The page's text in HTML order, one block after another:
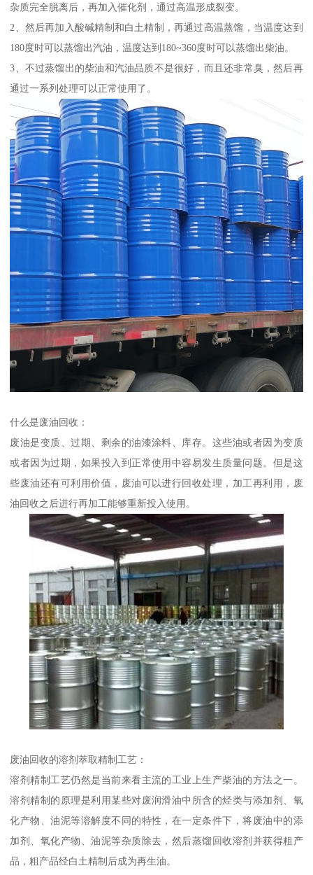
杂质完全脱离后，再加入催化剂，通过高温形成裂变。
2、然后再加入酸碱精制和白土精制，再通过高温蒸馏，当温度达到
180度时可以蒸馏出汽油，温度达到180~360度时可以蒸馏出柴油。
3、不过蒸馏出的柴油和汽油品质不是很好，而且还非常臭，然后再
通过一系列处理可以正常使用了。
什么是废油回收：
废油是变质、过期、剩余的油漆涂料、库存。这些油或者因为变质
或者因为过期，如果投入到正常使用中容易发生质量问题。但是这
些废油还有可利用价值，废油可以进行回收处理，加工再利用，废
油回收之后进行再加工能够重新投入使用。
废油回收的溶剂萃取精制工艺：
溶剂精制工艺仍然是当前来看主流的工业上生产柴油的方法之一。
溶剂精制的原理是利用某些对废润滑油中所含的烃类与添加剂、氧
化产物、油泥等溶解度不同的特性，在一定条件下，将废油中的添
加剂、氧化产物、油泥等杂质除去，然后蒸馏回收溶剂并获得粗产
品，粗产品经白土精制后成为再生油。